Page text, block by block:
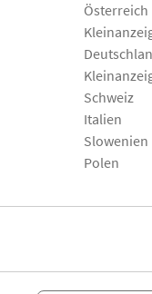
Österreich
Schweiz
Italien
Slowenien
Polen